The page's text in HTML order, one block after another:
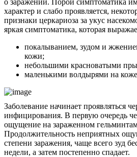
о заражении. Порой симптоматика
характер и слабо проявляется,
признаки церкариоза за укус
яркая симптоматика, которая
покалыванием, зудом и
кожи;
небольшими красноватыми
маленькими волдырями на
Заболевание начинает проявляться
инфицирования. В первую очередь
ощущение на зараженном
Продолжительность неприятных
степени заражения, чаще всего зуд
недели, а затем постепенно спадает.